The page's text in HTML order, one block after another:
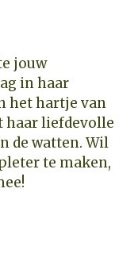
jouw
in haar
het hartje van
haar liefdevolle
de watten. Wil
te maken,